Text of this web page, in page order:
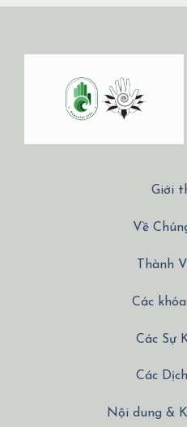
Giới
Về
Thành
Các
Các Sự
Các
Nội dung &